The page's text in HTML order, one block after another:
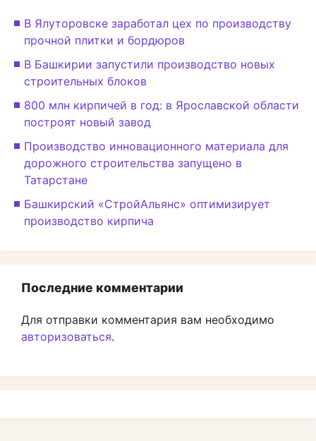
В Ялуторовске заработал цех по производству
прочной плитки и бордюров
В Башкирии запустили производство новых
строительных блоков
800 млн кирпичей в год: в Ярославской области
построят новый завод
Производство инновационного материала для
дорожного строительства запущено в
Татарстане
Башкирский «СтройАльянс» оптимизирует
производство кирпича
Последние комментарии
Для отправки комментария вам необходимо
авторизоваться.